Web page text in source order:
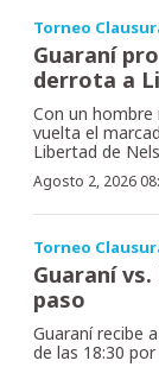
Torneo
Guaraní
derrota a
Con un hombre
vuelta el
Libertad de
Agosto 2, 2026
Torneo
Guaraní
paso
Guaraní recibe
de las 18:30